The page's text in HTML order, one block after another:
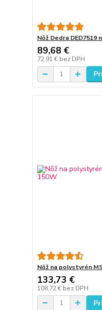
Nôž Dedra DED7519
89,68 €
72,91 € bez DPH
Nôž na polystyrén
133,73 €
108,72 € bez DPH